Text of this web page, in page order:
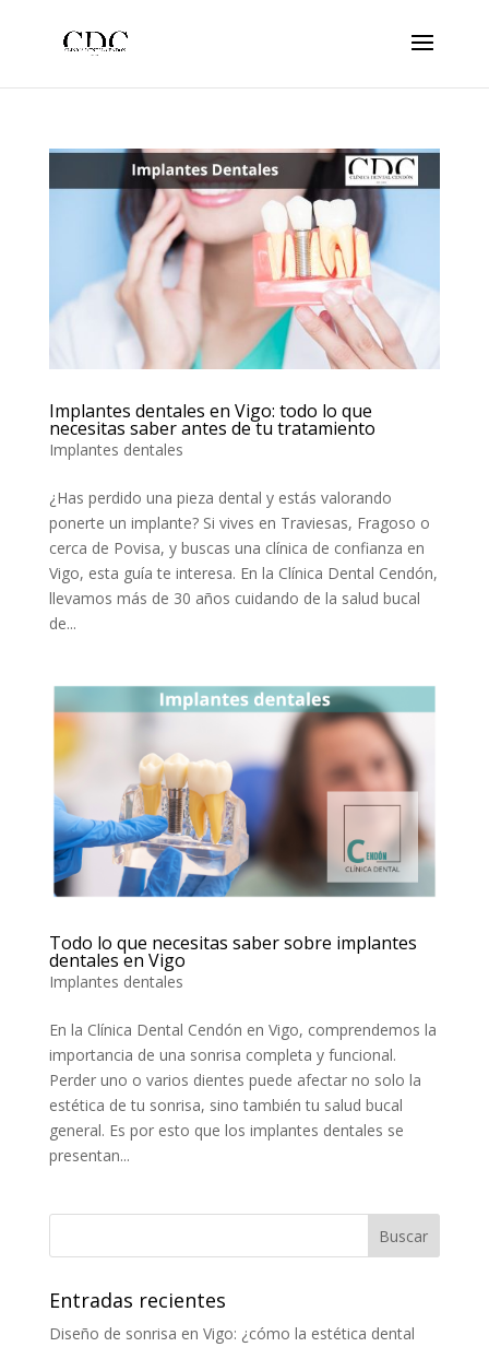
Implantes dentales en Vigo: todo lo que
necesitas saber antes de tu tratamiento
Implantes dentales
¿Has perdido una pieza dental y estás valorando
ponerte un implante? Si vives en Traviesas, Fragoso o
cerca de Povisa, y buscas una clínica de confianza en
Vigo, esta guía te interesa. En la Clínica Dental Cendón,
llevamos más de 30 años cuidando de la salud bucal
de...
Todo lo que necesitas saber sobre implantes
dentales en Vigo
Implantes dentales
En la Clínica Dental Cendón en Vigo, comprendemos la
importancia de una sonrisa completa y funcional.
Perder uno o varios dientes puede afectar no solo la
estética de tu sonrisa, sino también tu salud bucal
general. Es por esto que los implantes dentales se
presentan...
Entradas recientes
Diseño de sonrisa en Vigo: ¿cómo la estética dental